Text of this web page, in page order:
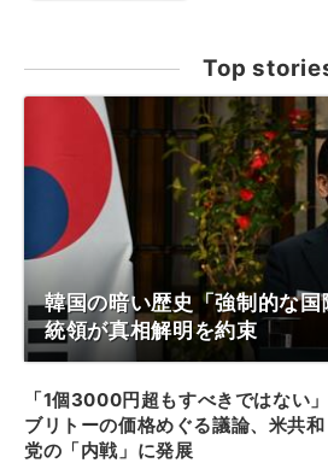
Top
韓国の暗い歴史「強制的な
統領が真相解明を約束
「1個3000円超もすべきではない」
ブリトーの価格めぐる議論、米共和
党の「内戦」に発展